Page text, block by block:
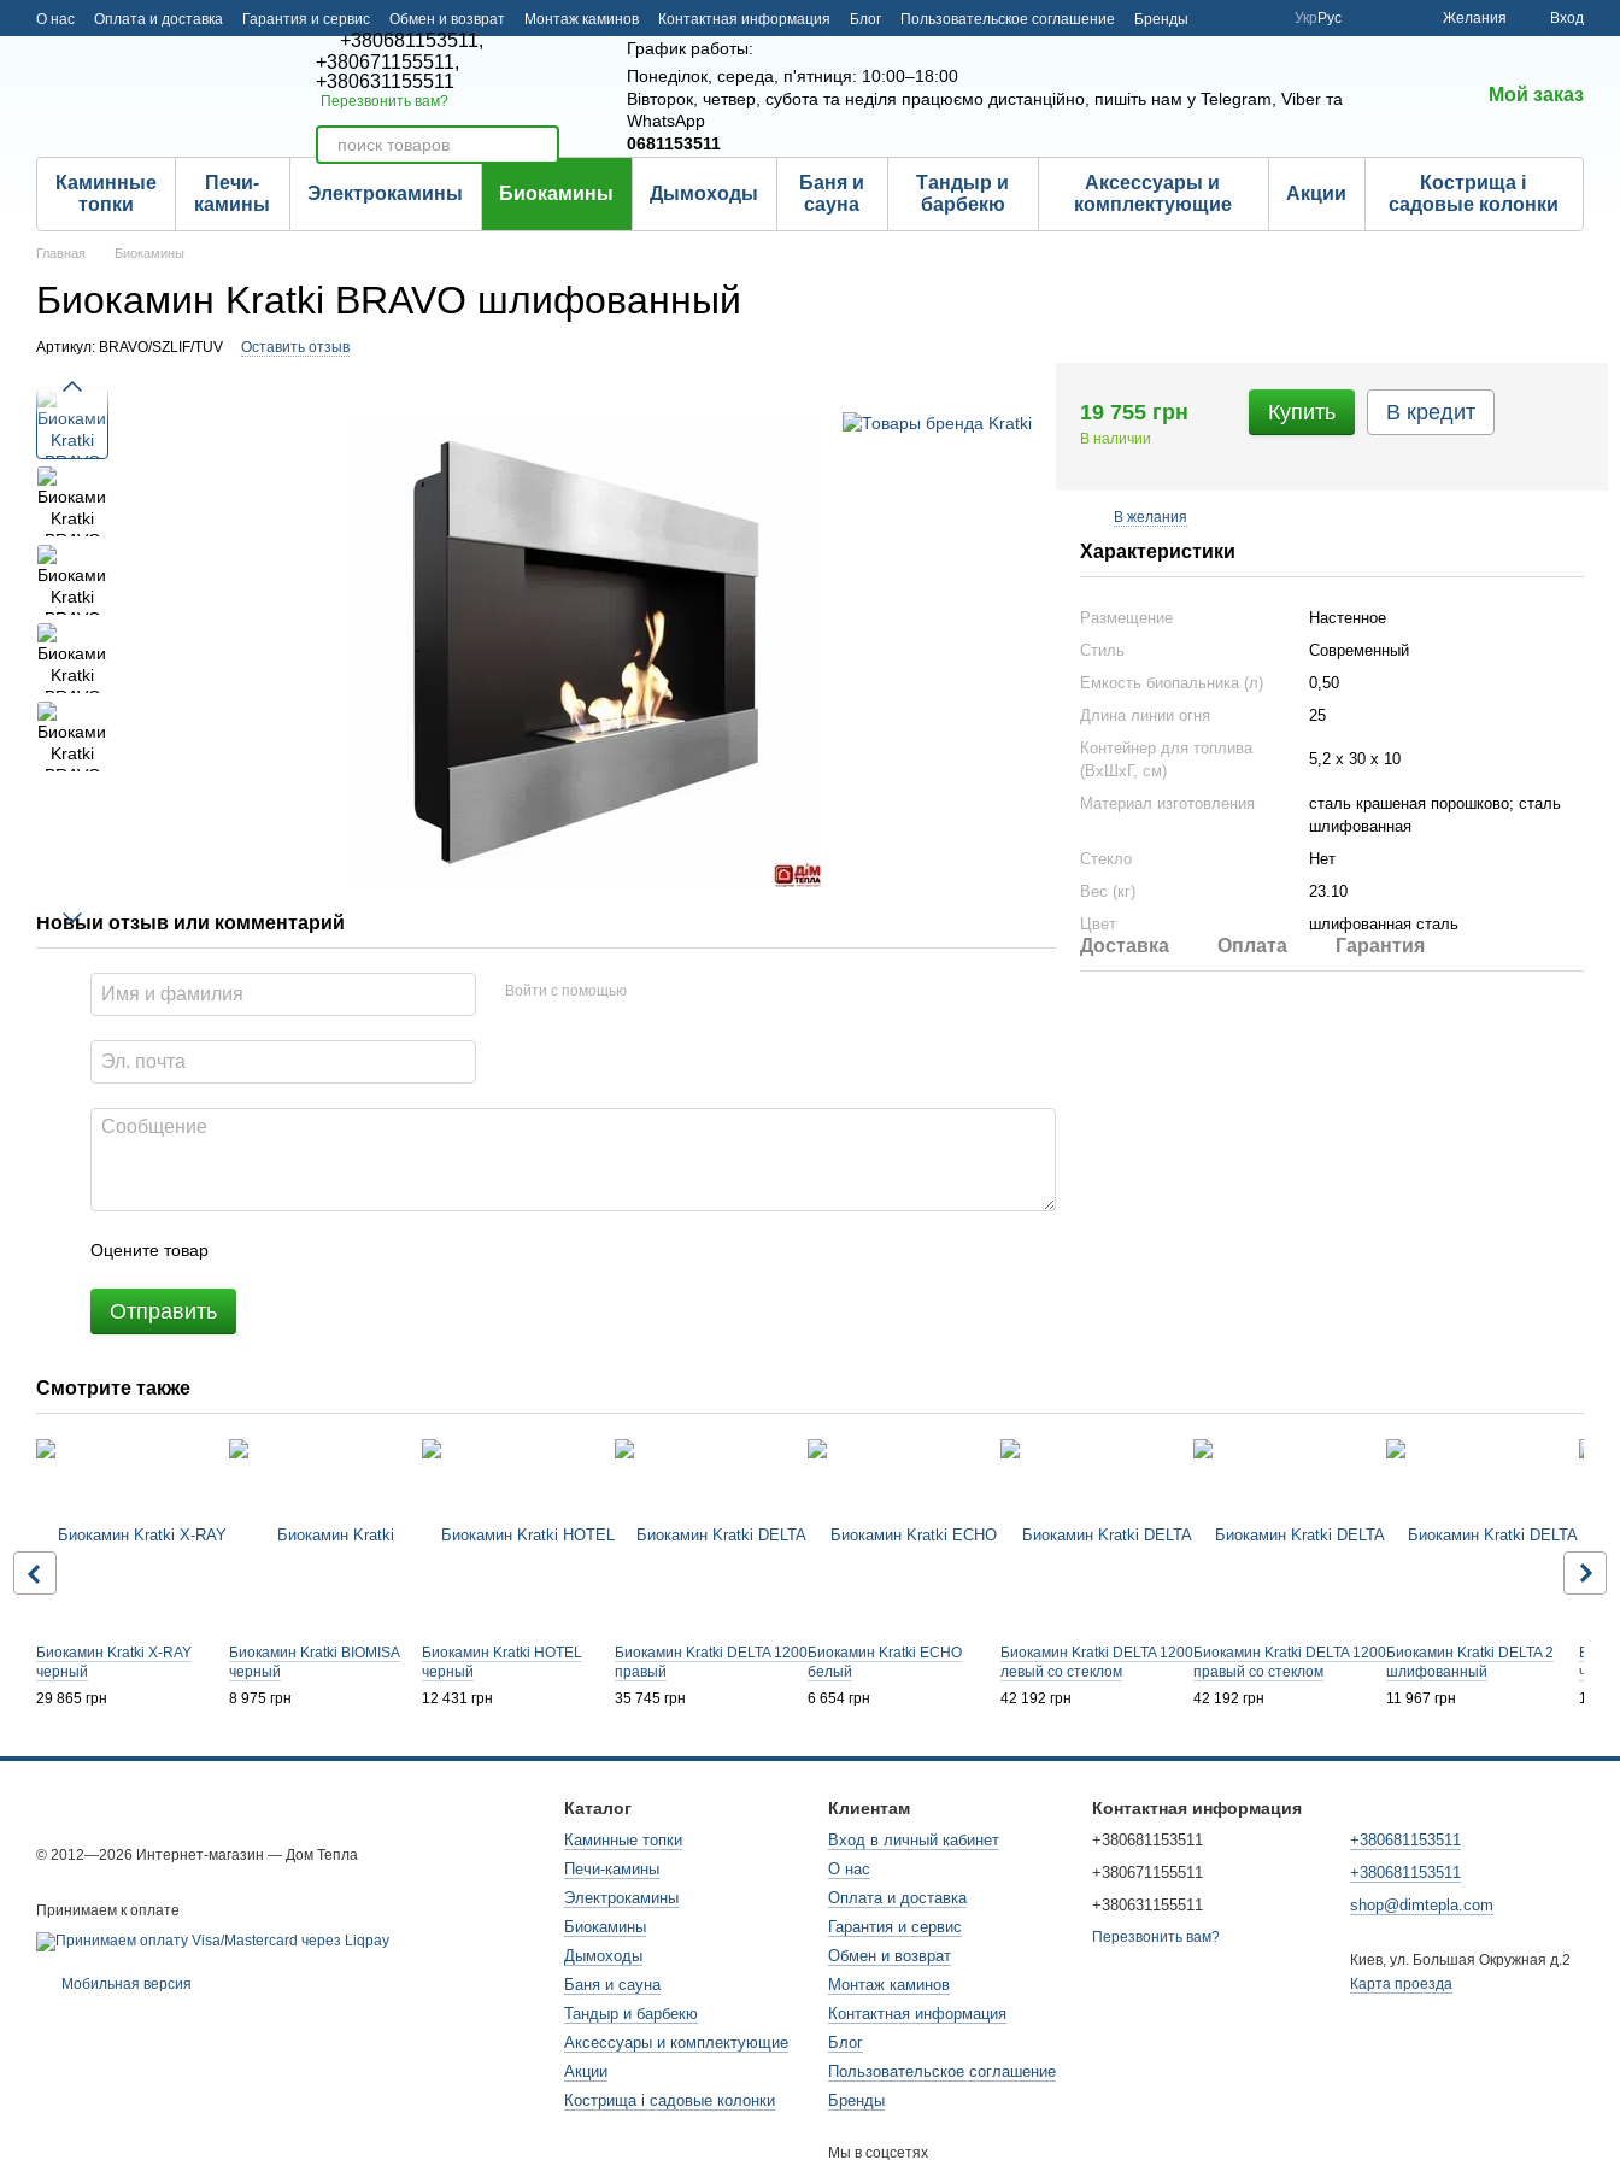
Перейти к основному контенту
О нас Оплата и доставка Гарантия и сервис Обмен и возврат Монтаж каминов Контактная информация Блог Пользовательское соглашение Бренды Укр Рус Желания Вход
+380681153511,
+380671155511,
+380631155511
Перезвонить вам?
График работы:
Понеділок, середа, п'ятниця: 10:00–18:00
Вівторок, четвер, субота та неділя працюємо дистанційно, пишіть нам у Telegram, Viber та
WhatsApp
0681153511
Мой заказ
Каминные
топки
Печи-
камины
Электрокамины Биокамины Дымоходы
Баня и
сауна
Тандыр и
барбекю
Аксессуары и
комплектующие
Акции
Кострища і
садовые колонки
Главная Биокамины
Биокамин Kratki BRAVO шлифованный
Артикул: BRAVO/SZLIF/TUV Оставить отзыв
Новый отзыв или комментарий
Войти с помощью
Оцените товар
Отправить
19 755 грн
В наличии
Купить В кредит
В желания
Характеристики
Размещение
Настенное
Стиль
Современный
Емкость биопальника (л)
0,50
Длина линии огня
25
Контейнер для топлива
(ВхШхГ, см)
5,2 x 30 x 10
Материал изготовления
сталь крашеная порошково; сталь
шлифованная
Стекло
Нет
Вес (кг)
23.10
Цвет
шлифованная сталь
Доставка Оплата Гарантия
Смотрите также
Биокамин Kratki X-RAY
черный
29 865 грн
Биокамин Kratki BIOMISA
черный
8 975 грн
Биокамин Kratki HOTEL
черный
12 431 грн
Биокамин Kratki DELTA 1200
правый
35 745 грн
Биокамин Kratki ECHO
белый
6 654 грн
Биокамин Kratki DELTA 1200
левый со стеклом
42 192 грн
Биокамин Kratki DELTA 1200
правый со стеклом
42 192 грн
Биокамин Kratki DELTA 2
шлифованный
11 967 грн
10
© 2012—2026 Интернет-магазин — Дом Тепла
Принимаем к оплате
Мобильная версия
Каталог
Каминные топки
Печи-камины
Электрокамины
Биокамины
Дымоходы
Баня и сауна
Тандыр и барбекю
Аксессуары и комплектующие
Акции
Кострища і садовые колонки
Клиентам
Вход в личный кабинет
О нас
Оплата и доставка
Гарантия и сервис
Обмен и возврат
Монтаж каминов
Контактная информация
Блог
Пользовательское соглашение
Бренды
Мы в соцсетях
Контактная информация
+380681153511
+380671155511
+380631155511
Перезвонить вам?
+380681153511
+380681153511
shop@dimtepla.com
Киев, ул. Большая Окружная д.2
Карта проезда